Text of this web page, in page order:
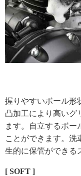
握りやすいボール形
凸加工により高いグ
ます。自立するボー
ことができます。洗
生的に保管ができる
[ SOFT ]